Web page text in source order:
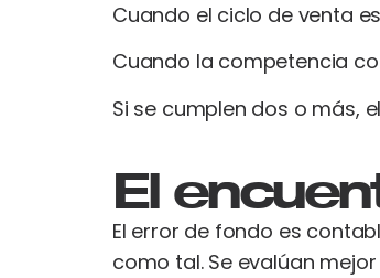
Cuando el ciclo de venta
Cuando la competencia
Si se cumplen dos o más,
El
El error de fondo es
como tal. Se evalúan